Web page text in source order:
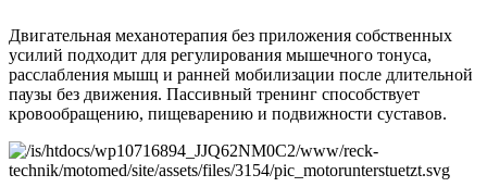
Двигательная механотерапия без приложения собственных
усилий подходит для регулирования мышечного тонуса,
расслабления мышц и ранней мобилизации после длительной
паузы без движения. Пассивный тренинг способствует
кровообращению, пищеварению и подвижности суставов.